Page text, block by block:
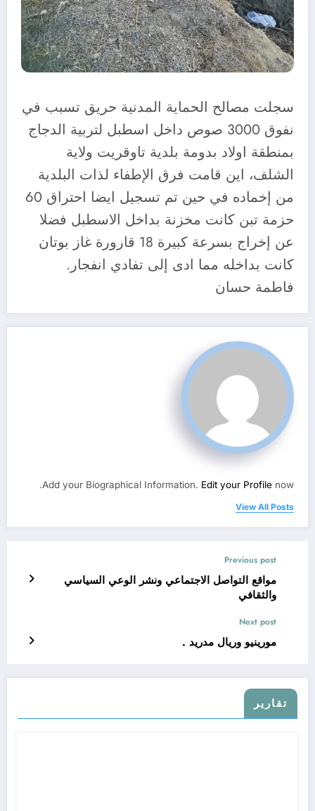
سجلت مصالح الحماية المدنية حريق تسبب في
نفوق 3000 صوص داخل اسطبل لتربية الدجاج
بمنطقة اولاد بدومة بلدية تاوقريت ولاية
الشلف، اين قامت فرق الإطفاء لذات البلدية
من إخماده في حين تم تسجيل ايضا احتراق 60
حزمة تبن كانت مخزنة بداخل الاسطبل فضلا
عن إخراج بسرعة كبيرة 18 قارورة غاز بوتان
كانت بداخله مما ادى إلى تفادي انفجار.
فاطمة حسان
Add your Biographical Information. Edit your Profile now.
View All Posts
Previous post
مواقع التواصل الاجتماعي ونشر الوعي السياسي
والثقافي
Next post
مورينيو وريال مدريد .
تقارير